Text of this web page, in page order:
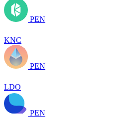
PEN
KNC
PEN
LDO
PEN